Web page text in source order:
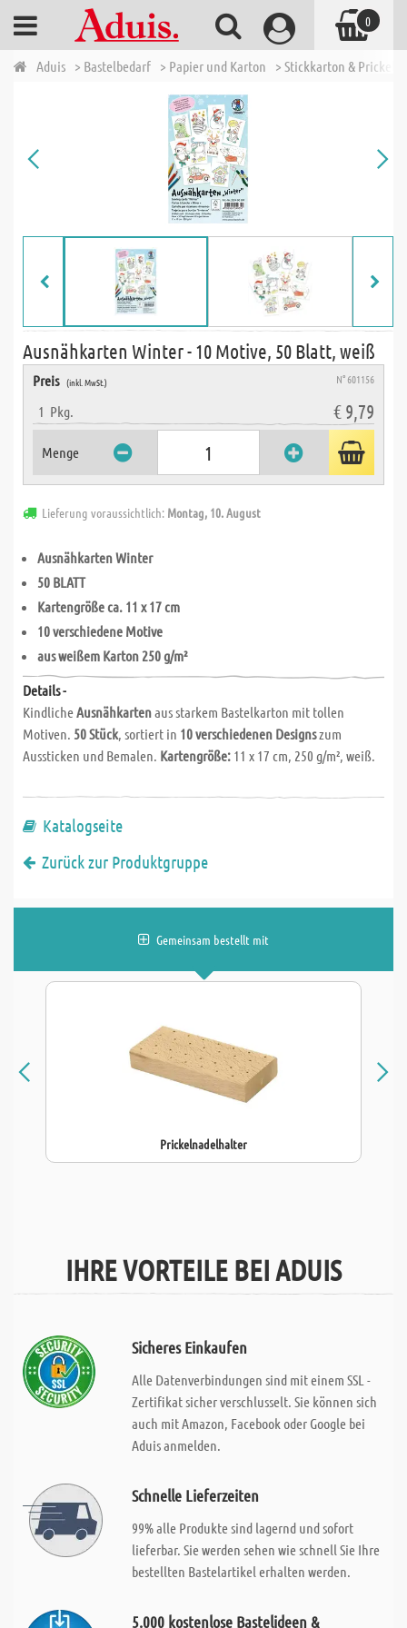
Aduis > Bastelbedarf > Papier und Karton > Stickkarton & Prickeln
Ausnähkarten Winter - 10 Motive, 50 Blatt, weiß
Preis (inkl. MwSt.) N° 601156
1 Pkg. € 9,79
Menge
Lieferung voraussichtlich: Montag, 10. August
Ausnähkarten Winter
50 BLATT
Kartengröße ca. 11 x 17 cm
10 verschiedene Motive
aus weißem Karton 250 g/m²
Details -
KindlicheAusnähkartenaus starkem Bastelkarton mit tollen
Motiven. 50 Stück, sortiert in 10 verschiedenen Designszum
Aussticken und Bemalen. Kartengröße: 11 x 17 cm, 250 g/m², weiß.
Katalogseite
Zurück zur Produktgruppe
Gemeinsam bestellt mit
Prickelnadelhalter
IHRE VORTEILE BEI ADUIS
Sicheres Einkaufen
Alle Datenverbindungen sind mit einem SSL -
Zertifikat sicher verschlusselt. Sie können sich
auch mit Amazon, Facebook oder Google bei
Aduis anmelden.
Schnelle Lieferzeiten
99% alle Produkte sind lagernd und sofort
lieferbar. Sie werden sehen wie schnell Sie Ihre
bestellten Bastelartikel erhalten werden.
5.000 kostenlose Bastelideen &
0